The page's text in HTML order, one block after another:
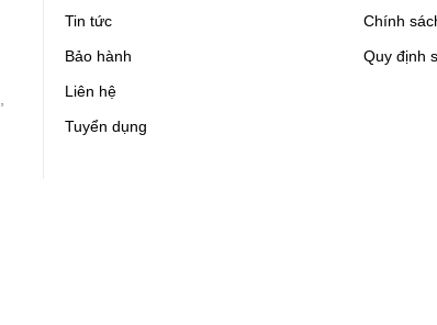
Tin tức
Bảo hành
Liên hệ
Tuyển dụng
Chính
Quy định